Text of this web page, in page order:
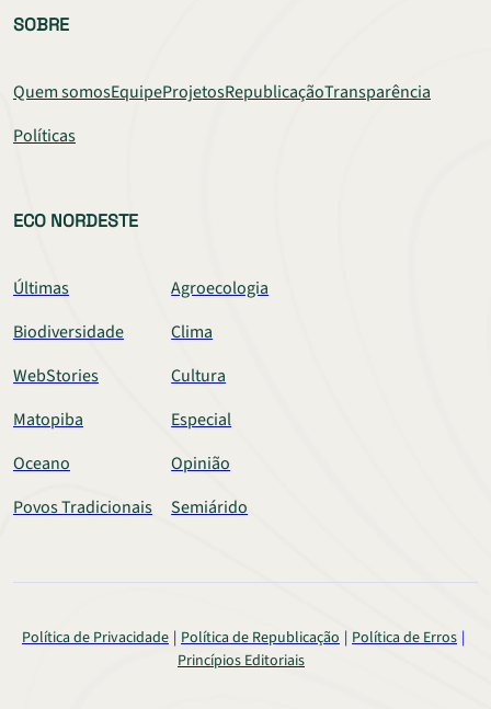
SOBRE
Quem somosEquipeProjetosRepublicaçãoTransparência
Políticas
ECO NORDESTE
Últimas
Agroecologia
Biodiversidade
Clima
WebStories
Cultura
Matopiba
Especial
Oceano
Opinião
Povos Tradicionais
Semiárido
Política de Privacidade Política de Republicação Política de Erros
Princípios Editoriais